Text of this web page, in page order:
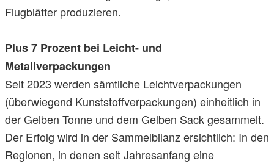
Flugblätter produzieren.
Plus 7 Prozent bei Leicht- und
Metallverpackungen
Seit 2023 werden sämtliche Leichtverpackungen
(überwiegend Kunststoffverpackungen) einheitlich in
der Gelben Tonne und dem Gelben Sack gesammelt.
Der Erfolg wird in der Sammelbilanz ersichtlich: In den
Regionen, in denen seit Jahresanfang eine